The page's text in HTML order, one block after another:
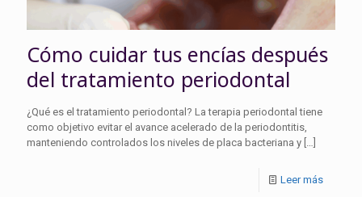
Cómo cuidar tus encías después
del tratamiento periodontal
¿Qué es el tratamiento periodontal? La terapia periodontal tiene
como objetivo evitar el avance acelerado de la periodontitis,
manteniendo controlados los niveles de placa bacteriana y
Leer más